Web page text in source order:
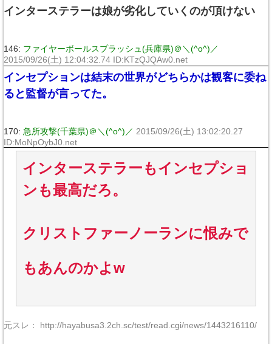
インターステラーは娘が劣化していくのが頂けない
146: ファイヤーボールスプラッシュ(兵庫県)＠＼(^o^)／
2015/09/26(土) 12:04:32.74 ID:KTzQJQAw0.net
インセプションは結末の世界がどちらかは観客に委ね
ると監督が言ってた。
170: 急所攻撃(千葉県)＠＼(^o^)／ 2015/09/26(土) 13:02:20.27
ID:MoNpOybJ0.net
インターステラーもインセプショ
ンも最高だろ。
クリストファーノーランに恨みで
もあんのかよw
元スレ： http://hayabusa3.2ch.sc/test/read.cgi/news/1443216110/